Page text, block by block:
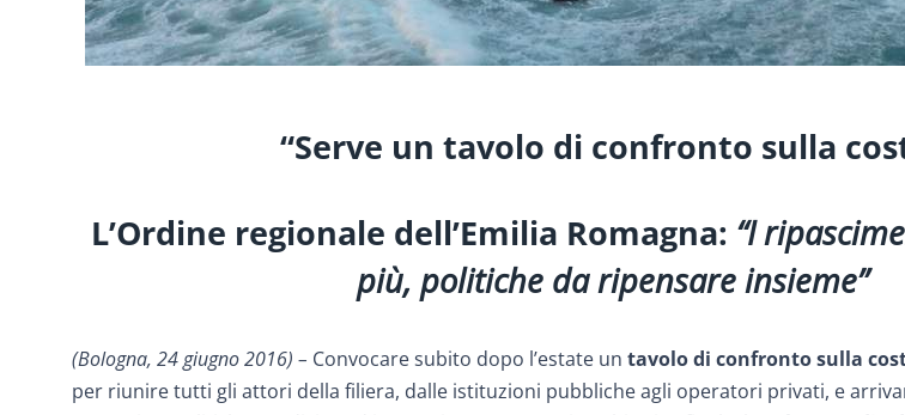
“Serve un tavolo di confronto sulla
L’Ordine regionale dell’Emilia Romagna: “I
più, politiche da ripensare insieme”
(Bologna, 24 giugno 2016) – Convocare subito dopo l’estate un tavolo di confronto sulla
per riunire tutti gli attori della filiera, dalle istituzioni pubbliche agli operatori privati, e